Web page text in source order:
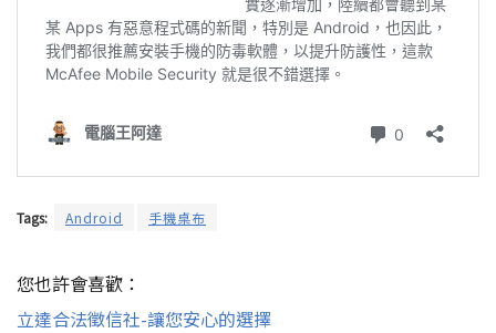
Tags: Android 手機桌布
您也許會喜歡：
立達合法徵信社-讓您安心的選擇